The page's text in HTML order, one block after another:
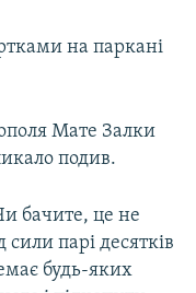
на паркані
Мате Залки
подив.
бачите, це не
парі десятків
будь-яких